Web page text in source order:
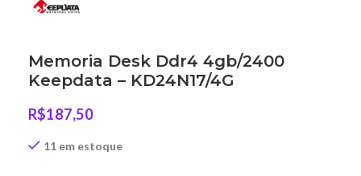
Memoria Desk Ddr4 4gb/2400
Keepdata – KD24N17/4G
R$187,50
11 em estoque